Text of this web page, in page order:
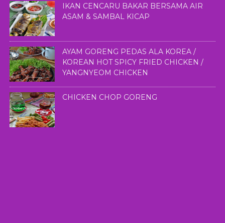
IKAN CENCARU BAKAR BERSAMA AIR
ASAM & SAMBAL KICAP
AYAM GORENG PEDAS ALA KOREA /
KOREAN HOT SPICY FRIED CHICKEN /
YANGNYEOM CHICKEN
CHICKEN CHOP GORENG